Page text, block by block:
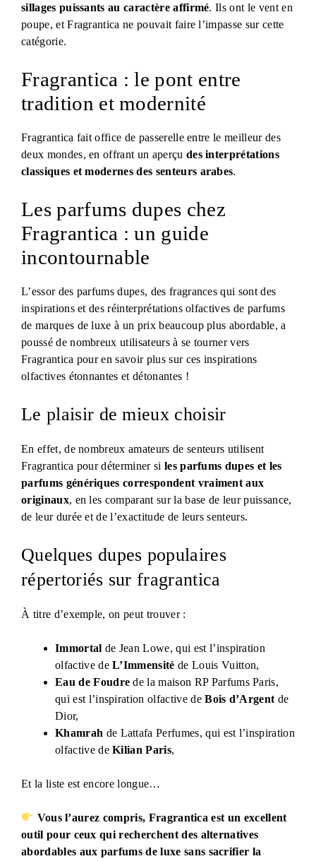
sillages puissants au caractère affirmé. Ils ont le vent en
poupe, et Fragrantica ne pouvait faire l’impasse sur cette
catégorie.
Fragrantica : le pont entre
tradition et modernité
Fragrantica fait office de passerelle entre le meilleur des
deux mondes, en offrant un aperçu des interprétations
classiques et modernes des senteurs arabes.
Les parfums dupes chez
Fragrantica : un guide
incontournable
L’essor des parfums dupes, des fragrances qui sont des
inspirations et des réinterprétations olfactives de parfums
de marques de luxe à un prix beaucoup plus abordable, a
poussé de nombreux utilisateurs à se tourner vers
Fragrantica pour en savoir plus sur ces inspirations
olfactives étonnantes et détonantes !
Le plaisir de mieux choisir
En effet, de nombreux amateurs de senteurs utilisent
Fragrantica pour déterminer si les parfums dupes et les
parfums génériques correspondent vraiment aux
originaux, en les comparant sur la base de leur puissance,
de leur durée et de l’exactitude de leurs senteurs.
Quelques dupes populaires
répertoriés sur fragrantica
À titre d’exemple, on peut trouver :
Immortal de Jean Lowe, qui est l’inspiration
olfactive deL’Immensité de Louis Vuitton,
Eau de Foudre de la maison RP Parfums Paris,
qui est l’inspiration olfactive deBois d’Argent de
Dior,
Khamrah de Lattafa Perfumes, qui est l’inspiration
olfactive deKilian Paris,
Et la liste est encore longue…
Vous l’aurez compris, Fragrantica est un excellent
outil pour ceux qui recherchent des alternatives
abordables aux parfums de luxe sans sacrifier la